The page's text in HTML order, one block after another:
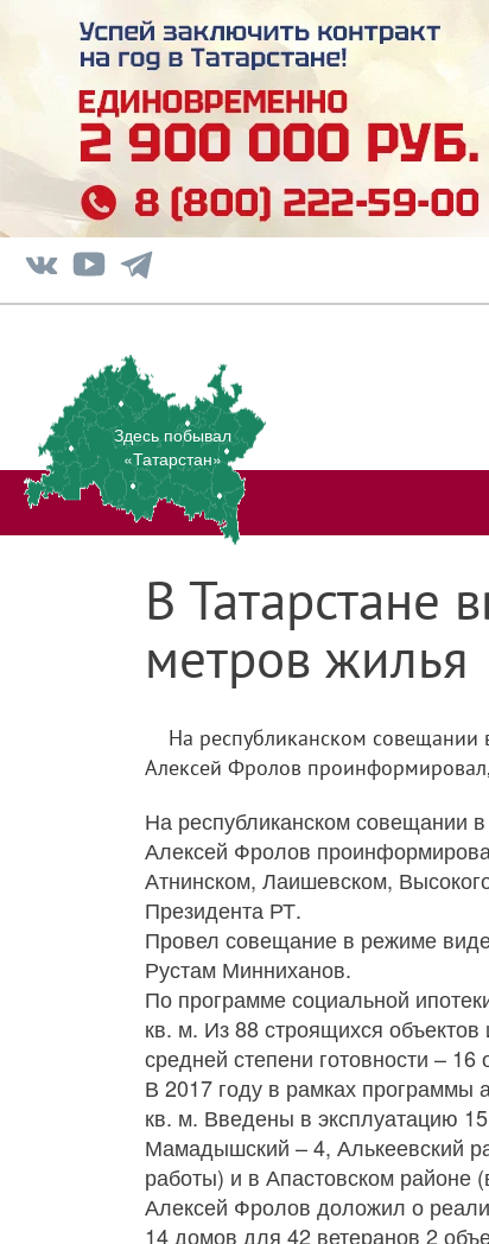
Здесь побывал
«Татарстан»
В Татарстане
метров жилья
На республиканском совещании
Алексей Фролов
На республиканском совещании
Алексей Фролов
Атнинском, Лаишевском,
Президента РТ.
Провел совещание в режиме
Рустам Минниханов.
По программе социальной
кв. м. Из 88 строящихся
средней степени готовности – 16
В 2017 году в рамках программы
кв. м. Введены в эксплуатацию
Мамадышский – 4, Алькеевский
работы) и в Апастовском районе
Алексей Фролов доложил о
14 домов для 42 ветеранов 2